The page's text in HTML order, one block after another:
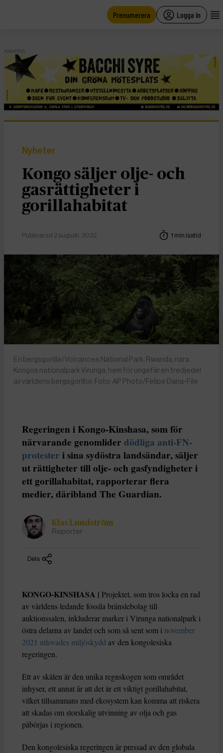
Prenumerera Logga in
ANNONS
Nyheter
Kongo säljer olje- och
gasrättigheter i
gorillahabitat
Publicerad 2 augusti, 2022 1 min lästid
En bergsgorilla i Volcanoes National Park, Rwanda, nära
Kongos nationalpark Virunga, hem för ungefär en tredjedel
av världens bergsgorillor. Foto: AP Photo/Felipe Dana-File
Regeringen i Kongo-Kinshasa, som för
närvarande genomlider dödliga anti-FN-
protester i sina sydöstra landsändar, säljer
ut rättigheter till olje- och gasfyndigheter i
ett gorillahabitat, rapporterar flera
medier, däribland The Guardian.
Klas Lundström
Reporter
Dela
KONGO-KINSHASA | Projektet, som tros locka en rad
av världens ledande fossila bränslebolag till
auktionssalen, inkluderar marker i Virunga nationalpark i
östra delarna av landet och som så sent som i november
2021 utlovades miljöskydd av den kongolesiska
regeringen.
Ett av skälen är den unika regnskogen som området
inhyser, ett annat är att det är ett viktigt gorillahabitat,
vilket tillsammans med ekosystem kan komma att riskera
att skadas om storskalig utvinning av olja och gas
påbörjas i regionen.
Den kongolesiska regeringen är pressad av den globala